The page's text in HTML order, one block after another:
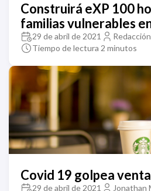
Construirá eXP 100
familias vulnerables
29 de abril de 2021
Redacción
Tiempo de lectura 2 minutos
Covid 19 golpea
29 de abril de 2021
Jonathan